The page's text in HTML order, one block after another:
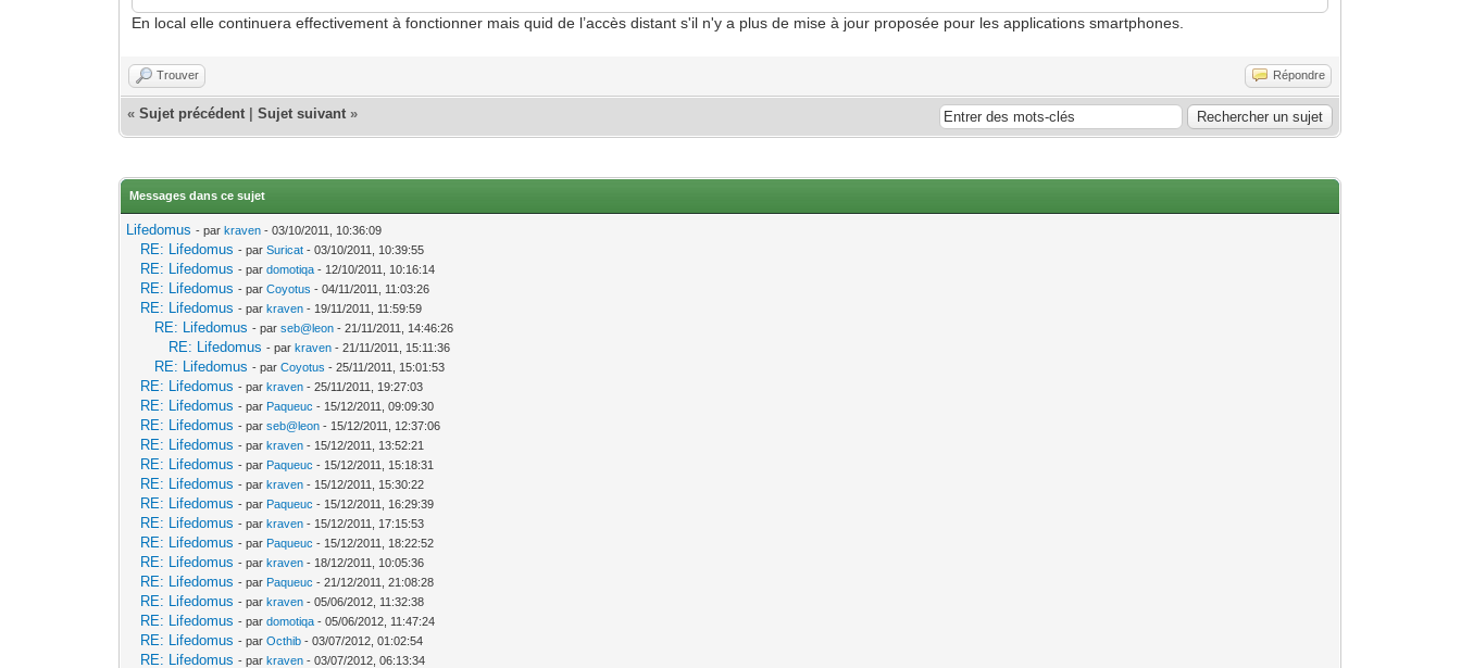
En local elle continuera effectivement à fonctionner mais quid de l’accès distant s'il n'y a plus de mise à jour proposée pour les applications smartphones.
Trouver Répondre
«Sujet précédent |Sujet suivant »
Messages dans ce sujet
Lifedomus - parkraven - 03/10/2011, 10:36:09
RE: Lifedomus - parSuricat - 03/10/2011, 10:39:55
RE: Lifedomus - pardomotiqa - 12/10/2011, 10:16:14
RE: Lifedomus - parCoyotus - 04/11/2011, 11:03:26
RE: Lifedomus - parkraven - 19/11/2011, 11:59:59
RE: Lifedomus - parseb@leon - 21/11/2011, 14:46:26
RE: Lifedomus - parkraven - 21/11/2011, 15:11:36
RE: Lifedomus - parCoyotus - 25/11/2011, 15:01:53
RE: Lifedomus - parkraven - 25/11/2011, 19:27:03
RE: Lifedomus - par Paqueuc - 15/12/2011, 09:09:30
RE: Lifedomus - parseb@leon - 15/12/2011, 12:37:06
RE: Lifedomus - parkraven - 15/12/2011, 13:52:21
RE: Lifedomus - par Paqueuc - 15/12/2011, 15:18:31
RE: Lifedomus - parkraven - 15/12/2011, 15:30:22
RE: Lifedomus - par Paqueuc - 15/12/2011, 16:29:39
RE: Lifedomus - parkraven - 15/12/2011, 17:15:53
RE: Lifedomus - par Paqueuc - 15/12/2011, 18:22:52
RE: Lifedomus - parkraven - 18/12/2011, 10:05:36
RE: Lifedomus - par Paqueuc - 21/12/2011, 21:08:28
RE: Lifedomus - parkraven - 05/06/2012, 11:32:38
RE: Lifedomus - pardomotiqa - 05/06/2012, 11:47:24
RE: Lifedomus - parOcthib - 03/07/2012, 01:02:54
RE: Lifedomus - parkraven - 03/07/2012, 06:13:34